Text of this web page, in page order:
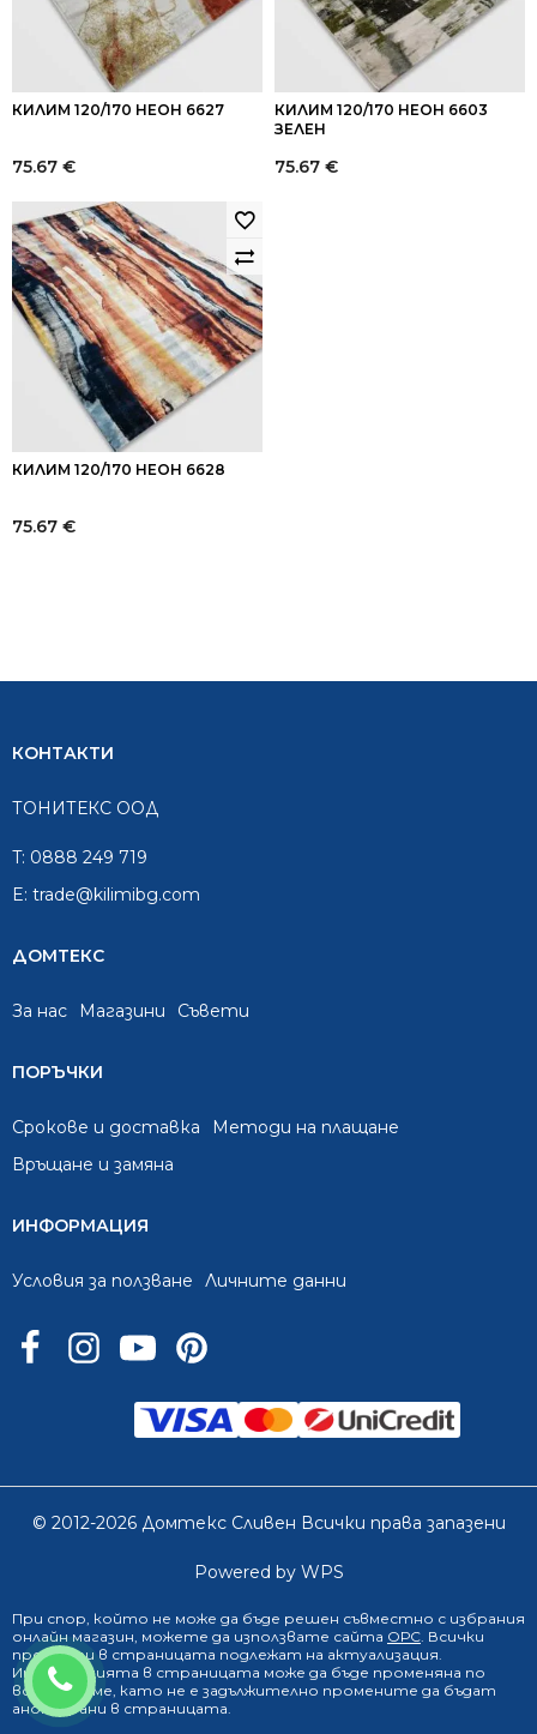
0888 249 719
КИЛИМ 120/170 НЕОН 6627
75.67 €
КИЛИМ 120/170 НЕОН 6603
ЗЕЛЕН
75.67 €
КИЛИМ 120/170 НЕОН 6628
75.67 €
КОНТАКТИ
ТОНИТЕКС ООД
T: 0888 249 719
E: trade@kilimibg.com
ДОМТЕКС
За нас Mагазини Съвети
ПОРЪЧКИ
Срокове и доставка
Методи на плащане
Връщане и замяна
ИНФОРМАЦИЯ
Условия за ползване Личните данни
© 2012-2026 Домтекс Сливен Всички права запазени
Powered by WPS
При спор, който не може да бъде решен съвместно с избрания
онлайн магазин, можете да използвате сайта ОРС. Всички
продукти в страницата подлежат на актуализация.
Информацията в страницата може да бъде променяна по
всяко време, като не е задължително промените да бъдат
анонсирани в страницата.